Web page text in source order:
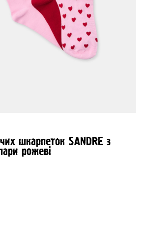
шкарпеток SANDRE з
рожеві